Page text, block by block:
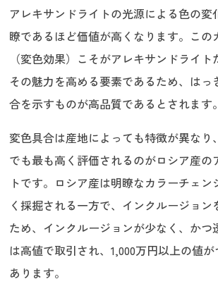
アレキサンドライトの光源による色の変
瞭であるほど価値が高くなります。この
（変色効果）こそがアレキサンドライト
その魅力を高める要素であるため、はっ
合を示すものが高品質であるとされます。
変色具合は産地によっても特徴が異なり
でも最も高く評価されるのがロシア産の
トです。ロシア産は明瞭なカラーチェ
く採掘される一方で、インクルージョン
ため、インクルージョンが少なく、かつ
は高値で取引され、1,000万円以上の値
あります。